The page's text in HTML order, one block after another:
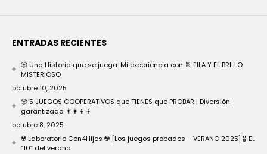
ENTRADAS RECIENTES
🎲 Una Historia que se juega: Mi experiencia con 🐰 EILA Y EL BRILLO
MISTERIOSO
octubre 10, 2025
🎲 5 JUEGOS COOPERATIVOS que TIENES que PROBAR | Diversión
garantizada 👨‍👩‍👧‍👦
octubre 8, 2025
☢️ Laboratorio Con4Hijos ☢️ [Los juegos probados – VERANO 2025] 🎖️ EL
“10” del verano